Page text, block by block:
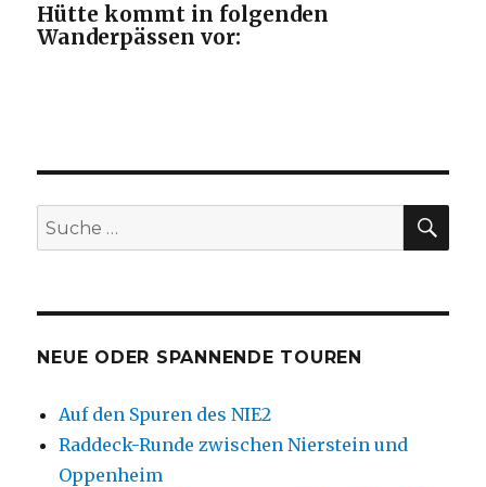
Hütte kommt in folgenden
Wanderpässen vor:
Suche
nach:
NEUE ODER SPANNENDE TOUREN
Auf den Spuren des NIE2
Raddeck-Runde zwischen Nierstein und
Oppenheim